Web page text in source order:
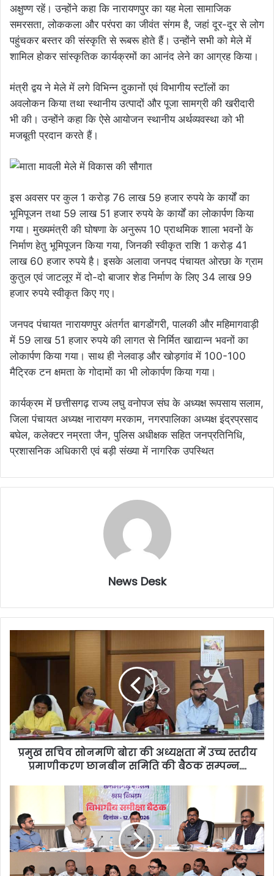
अक्षुण्ण रहें। उन्होंने कहा कि नारायणपुर का यह मेला सामाजिक
समरसता, लोककला और परंपरा का जीवंत संगम है, जहां दूर-दूर से लोग
पहुंचकर बस्तर की संस्कृति से रूबरू होते हैं। उन्होंने सभी को मेले में
शामिल होकर सांस्कृतिक कार्यक्रमों का आनंद लेने का आग्रह किया।
मंत्री द्वय ने मेले में लगे विभिन्न दुकानों एवं विभागीय स्टॉलों का
अवलोकन किया तथा स्थानीय उत्पादों और पूजा सामग्री की खरीदारी
भी की। उन्होंने कहा कि ऐसे आयोजन स्थानीय अर्थव्यवस्था को भी
मजबूती प्रदान करते हैं।
इस अवसर पर कुल 1 करोड़ 76 लाख 59 हजार रुपये के कार्यों का
भूमिपूजन तथा 59 लाख 51 हजार रुपये के कार्यों का लोकार्पण किया
गया। मुख्यमंत्री की घोषणा के अनुरूप 10 प्राथमिक शाला भवनों के
निर्माण हेतु भूमिपूजन किया गया, जिनकी स्वीकृत राशि 1 करोड़ 41
लाख 60 हजार रुपये है। इसके अलावा जनपद पंचायत ओरछा के ग्राम
कुतुल एवं जाटलूर में दो-दो बाजार शेड निर्माण के लिए 34 लाख 99
हजार रुपये स्वीकृत किए गए।
जनपद पंचायत नारायणपुर अंतर्गत बागडोंगरी, पालकी और महिमागवाड़ी
में 59 लाख 51 हजार रुपये की लागत से निर्मित खाद्यान्न भवनों का
लोकार्पण किया गया। साथ ही नेलवाड़ और खोड़गांव में 100-100
मैट्रिक टन क्षमता के गोदामों का भी लोकार्पण किया गया।
कार्यक्रम में छत्तीसगढ़ राज्य लघु वनोपज संघ के अध्यक्ष रूपसाय सलाम,
जिला पंचायत अध्यक्ष नारायण मरकाम, नगरपालिका अध्यक्ष इंद्रप्रसाद
बघेल, कलेक्टर नम्रता जैन, पुलिस अधीक्षक सहित जनप्रतिनिधि,
प्रशासनिक अधिकारी एवं बड़ी संख्या में नागरिक उपस्थित
News Desk
प्रमुख सचिव सोनमणि बोरा की अध्यक्षता में उच्च स्तरीय
प्रमाणीकरण छानबीन समिति की बैठक सम्पन्न….